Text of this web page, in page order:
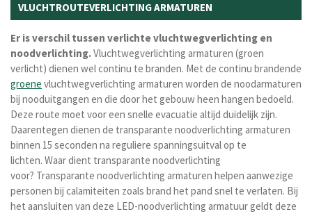
VLUCHTROUTEVERLICHTING ARMATUREN
Er is verschil tussen verlichte vluchtwegverlichting en
noodverlichting.Vluchtwegverlichting armaturen (groen
verlicht) dienen wel continu te branden. Met de continu brandende
groene vluchtwegverlichting armaturen worden de noodarmaturen
bij nooduitgangen en die door het gebouw heen hangen bedoeld.
Deze route moet voor een snelle evacuatie altijd duidelijk zijn.
Daarentegen dienen de transparante noodverlichting armaturen
binnen 15 seconden na reguliere spanningsuitval op te
lichten. Waar dient transparante noodverlichting
voor? Transparante noodverlichting armaturen helpen aanwezige
personen bij calamiteiten zoals brand het pand snel te verlaten. Bij
het aansluiten van deze LED-noodverlichting armatuur geldt deze